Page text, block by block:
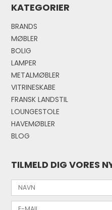
KATEGORIER
BRANDS
MØBLER
BOLIG
LAMPER
METALMØBLER
VITRINESKABE
FRANSK LANDSTIL
LOUNGESTOLE
HAVEMØBLER
BLOG
TILMELD DIG VORES